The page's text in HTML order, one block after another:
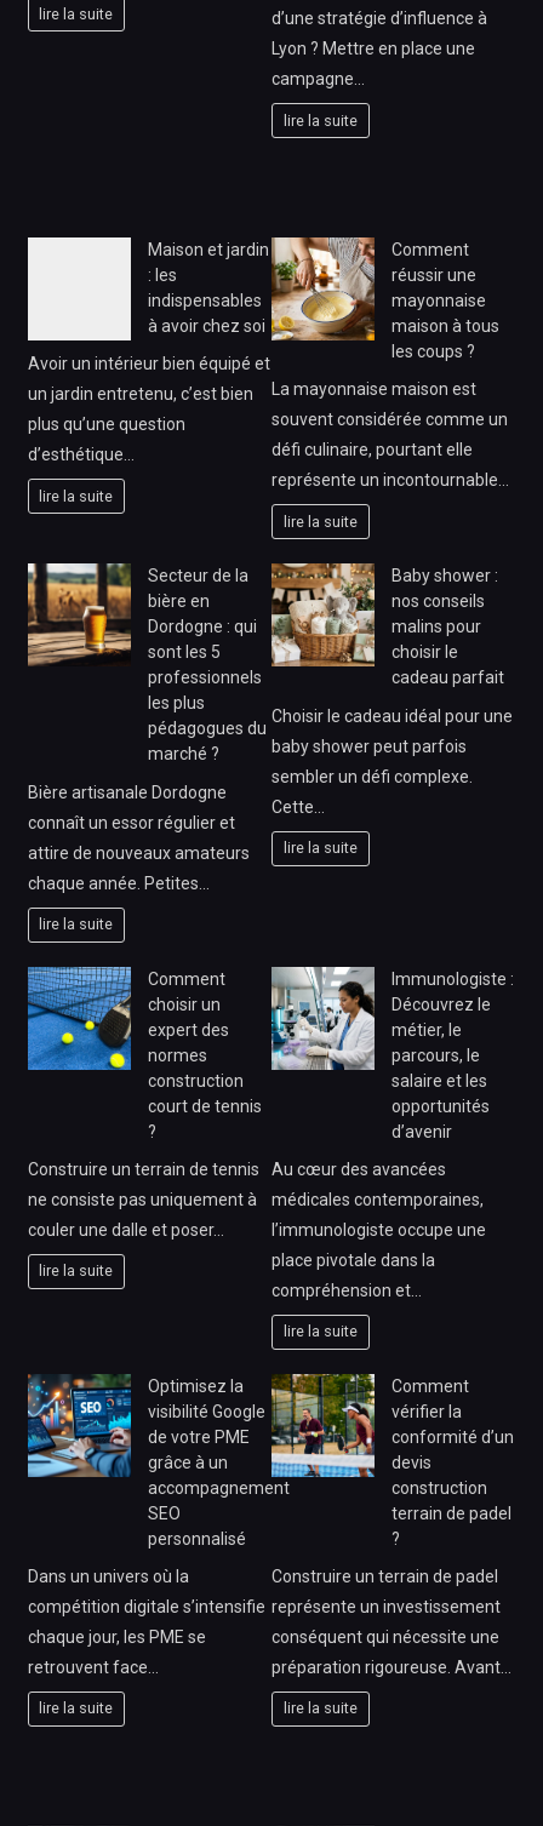
lire la suite
d’une stratégie d’influence à
Lyon ? Mettre en place une
campagne…
lire la suite
Maison et jardin
: les
indispensables
à avoir chez soi
Avoir un intérieur bien équipé et
un jardin entretenu, c’est bien
plus qu’une question
d’esthétique…
lire la suite
Comment
réussir une
mayonnaise
maison à tous
les coups ?
La mayonnaise maison est
souvent considérée comme un
défi culinaire, pourtant elle
représente un incontournable…
lire la suite
Secteur de la
bière en
Dordogne : qui
sont les 5
professionnels
les plus
pédagogues du
marché ?
Bière artisanale Dordogne
connaît un essor régulier et
attire de nouveaux amateurs
chaque année. Petites…
lire la suite
Baby shower :
nos conseils
malins pour
choisir le
cadeau parfait
Choisir le cadeau idéal pour une
baby shower peut parfois
sembler un défi complexe.
Cette…
lire la suite
Comment
choisir un
expert des
normes
construction
court de tennis
?
Construire un terrain de tennis
ne consiste pas uniquement à
couler une dalle et poser…
lire la suite
Immunologiste :
Découvrez le
métier, le
parcours, le
salaire et les
opportunités
d’avenir
Au cœur des avancées
médicales contemporaines,
l’immunologiste occupe une
place pivotale dans la
compréhension et…
lire la suite
Optimisez la
visibilité Google
de votre PME
grâce à un
accompagnement
SEO
personnalisé
Dans un univers où la
compétition digitale s’intensifie
chaque jour, les PME se
retrouvent face…
lire la suite
Comment
vérifier la
conformité d’un
devis
construction
terrain de padel
?
Construire un terrain de padel
représente un investissement
conséquent qui nécessite une
préparation rigoureuse. Avant…
lire la suite